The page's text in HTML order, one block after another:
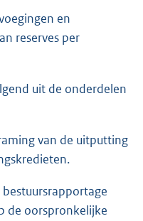
en
reserves per
uit de onderdelen
van de uitputting
de oorspronkelijke